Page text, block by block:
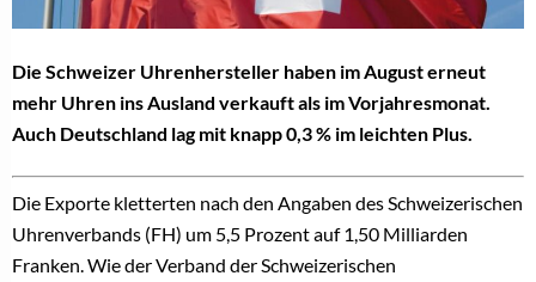
Die Schweizer Uhrenhersteller haben im August erneut
mehr Uhren ins Ausland verkauft als im Vorjahresmonat.
Auch Deutschland lag mit knapp 0,3 % im leichten Plus.
Die Exporte kletterten nach den Angaben des Schweizerischen
Uhrenverbands (FH) um 5,5 Prozent auf 1,50 Milliarden
Franken. Wie der Verband der Schweizerischen